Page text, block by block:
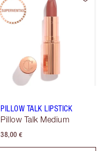
PILLOW TALK LIPSTICK
Pillow Talk Medium
38,00 €